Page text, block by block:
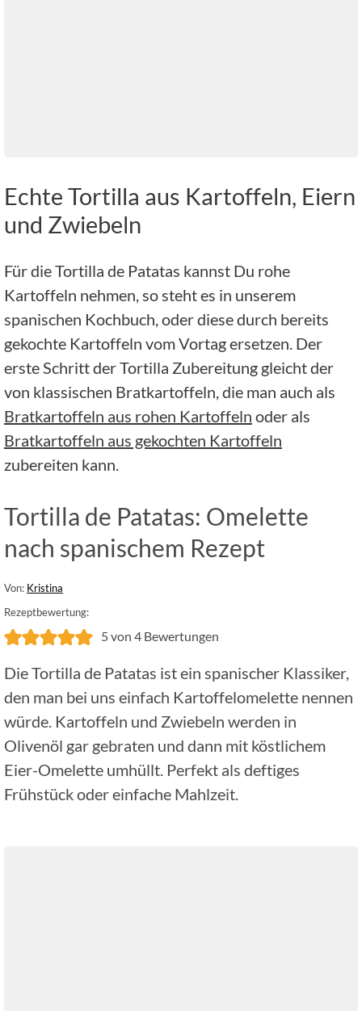
Echte Tortilla aus Kartoffeln, Eiern
und Zwiebeln
Für die Tortilla de Patatas kannst Du rohe
Kartoffeln nehmen, so steht es in unserem
spanischen Kochbuch, oder diese durch bereits
gekochte Kartoffeln vom Vortag ersetzen. Der
erste Schritt der Tortilla Zubereitung gleicht der
von klassischen Bratkartoffeln, die man auch als
Bratkartoffeln aus rohen Kartoffeln oder als
Bratkartoffeln aus gekochten Kartoffeln
zubereiten kann.
Tortilla de Patatas: Omelette
nach spanischem Rezept
Von: Kristina
Rezeptbewertung:
5von 4 Bewertungen
Die Tortilla de Patatas ist ein spanischer Klassiker,
den man bei uns einfach Kartoffelomelette nennen
würde. Kartoffeln und Zwiebeln werden in
Olivenöl gar gebraten und dann mit köstlichem
Eier-Omelette umhüllt. Perfekt als deftiges
Frühstück oder einfache Mahlzeit.